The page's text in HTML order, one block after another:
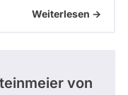
Weiterlesen ->
von